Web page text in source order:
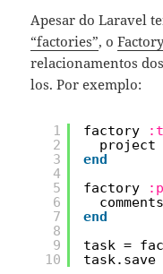
Apesar do Laravel
“factories”, o
relacionamentos
los. Por exemplo:
1
2
3
4
5
6
7
8
9
10
factory
project
end
factory
end
task =
task.save